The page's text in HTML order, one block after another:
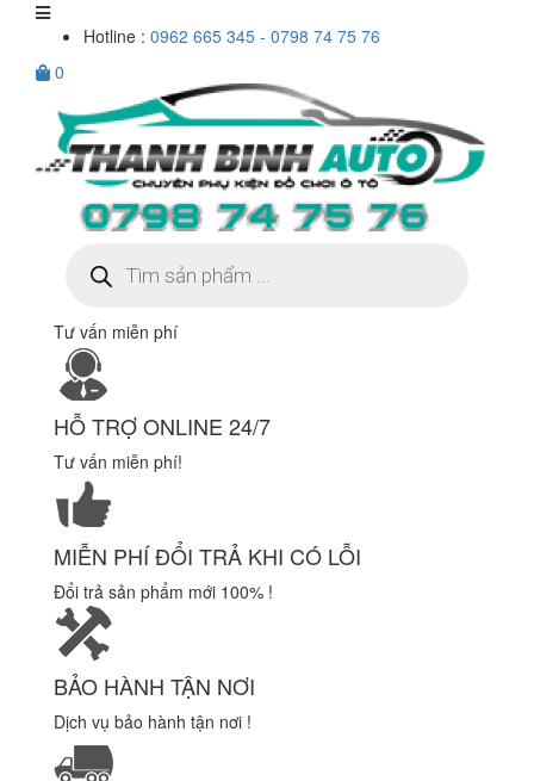
Hotline : 0962 665 345 - 0798 74 75 76
0
kiếm
sản
Tư vấn miễn phí
HỖ TRỢ ONLINE 24/7
Tư vấn miễn phí!
MIỄN PHÍ ĐỔI TRẢ KHI CÓ LỖI
Đổi trả sản phẩm mới 100% !
BẢO HÀNH TẬN NƠI
Dịch vụ bảo hành tận nơi !